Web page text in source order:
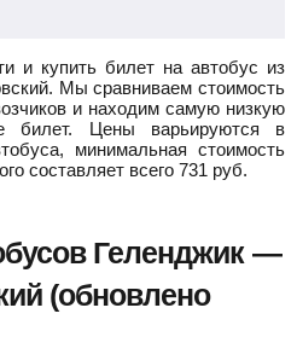
и купить билет на автобус из
Мы сравниваем стоимость
и находим самую низкую
Цены варьируются в
минимальная стоимость
составляет всего 731 руб.
Геленджик —
(обновлено